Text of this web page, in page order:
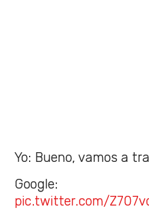
Yo: Bueno, vamos a
pic.twitter.com/